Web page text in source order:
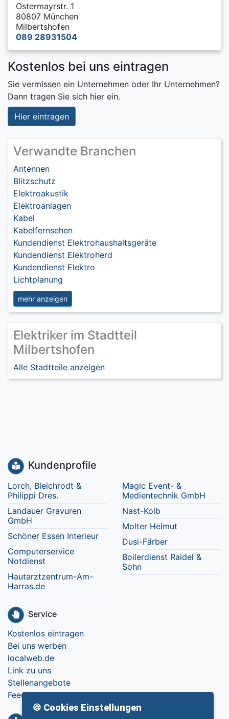
Ostermayrstr. 1
80807 München
Milbertshofen
089 28931504
Kostenlos bei uns eintragen
Sie vermissen ein Unternehmen oder Ihr Unternehmen?
Dann tragen Sie sich hier ein.
Hier eintragen
Verwandte Branchen
Antennen
Blitzschutz
Elektroakustik
Elektroanlagen
Kabel
Kabelfernsehen
Kundendienst Elektrohaushaltsgeräte
Kundendienst Elektroherd
Kundendienst Elektro
Lichtplanung
mehr anzeigen
Elektriker im Stadtteil
Milbertshofen
Alle Stadtteile anzeigen
Kundenprofile
Lorch, Bleichrodt &
Philippi Dres.
Landauer Gravuren
GmbH
Schöner Essen Interieur
Computerservice
Notdienst
Hautarztzentrum-Am-
Harras.de
Magic Event- &
Medientechnik GmbH
Nast-Kolb
Molter Helmut
Dusi-Färber
Boilerdienst Raidel &
Sohn
Service
Kostenlos eintragen
Bei uns werben
localweb.de
Link zu uns
Stellenangebote
Feedback
🍪 Cookies Einstellungen